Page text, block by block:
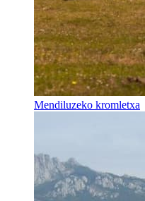
Mendiluzeko kromletxa